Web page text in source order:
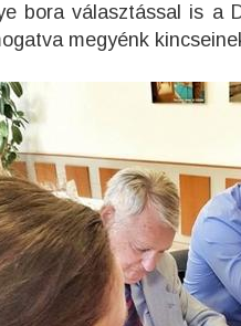
bora választással is a
megyénk